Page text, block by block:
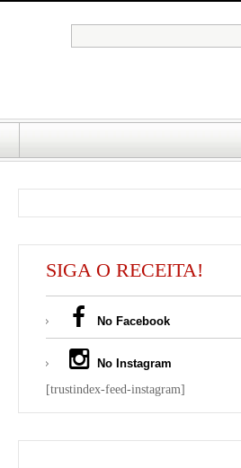
SIGA O RECEITA!
No Facebook
No Instagram
[trustindex-feed-instagram]